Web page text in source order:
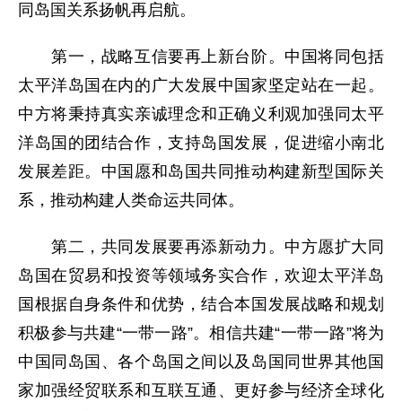
同岛国关系扬帆再启航。
第一，战略互信要再上新台阶。中国将同包括
太平洋岛国在内的广大发展中国家坚定站在一起。
中方将秉持真实亲诚理念和正确义利观加强同太平
洋岛国的团结合作，支持岛国发展，促进缩小南北
发展差距。中国愿和岛国共同推动构建新型国际关
系，推动构建人类命运共同体。
第二，共同发展要再添新动力。中方愿扩大同
岛国在贸易和投资等领域务实合作，欢迎太平洋岛
国根据自身条件和优势，结合本国发展战略和规划
积极参与共建“一带一路”。相信共建“一带一路”将为
中国同岛国、各个岛国之间以及岛国同世界其他国
家加强经贸联系和互联互通、更好参与经济全球化